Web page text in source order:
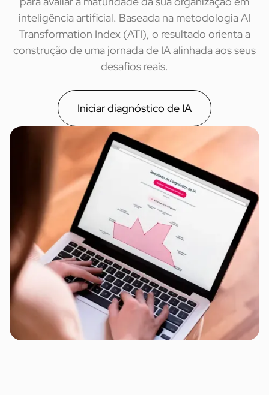
inteligência artificial. Baseada na metodologia AI
Transformation Index (ATI), o resultado orienta a
construção de uma jornada de IA alinhada aos seus
desafios reais.
Iniciar diagnóstico de IA